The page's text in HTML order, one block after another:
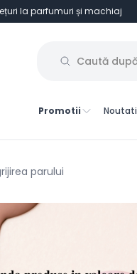
la parfumuri și machiaj
Promotii Noutati
parului